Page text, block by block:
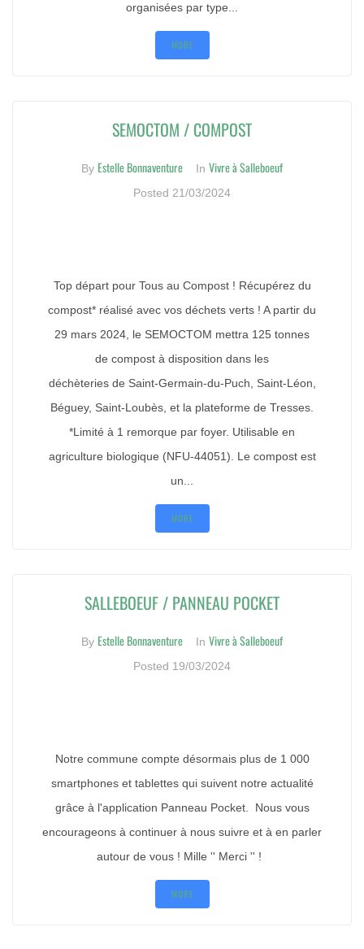
organisées par type...
MORE
SEMOCTOM / COMPOST
By Estelle Bonnaventure In Vivre à Salleboeuf
Posted 21/03/2024
Top départ pour Tous au Compost ! Récupérez du
compost* réalisé avec vos déchets verts ! A partir du
29 mars 2024, le SEMOCTOM mettra 125 tonnes
de compost à disposition dans les
déchèteries de Saint-Germain-du-Puch, Saint-Léon,
Béguey, Saint-Loubès, et la plateforme de Tresses.
*Limité à 1 remorque par foyer. Utilisable en
agriculture biologique (NFU-44051). Le compost est
un...
MORE
SALLEBOEUF / PANNEAU POCKET
By Estelle Bonnaventure In Vivre à Salleboeuf
Posted 19/03/2024
Notre commune compte désormais plus de 1 000
smartphones et tablettes qui suivent notre actualité
grâce à l'application Panneau Pocket. Nous vous
encourageons à continuer à nous suivre et à en parler
autour de vous ! Mille '' Merci '' !
MORE